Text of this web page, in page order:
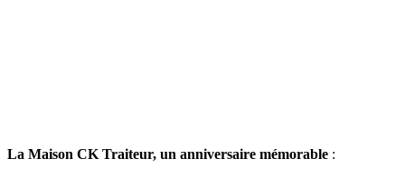
La Maison CK Traiteur, un anniversaire mémorable :